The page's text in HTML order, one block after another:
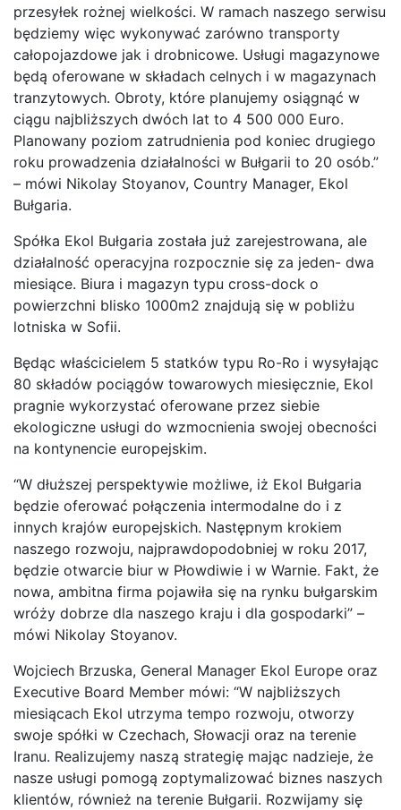
przesyłek rożnej wielkości. W ramach naszego serwisu
będziemy więc wykonywać zarówno transporty
całopojazdowe jak i drobnicowe. Usługi magazynowe
będą oferowane w składach celnych i w magazynach
tranzytowych. Obroty, które planujemy osiągnąć w
ciągu najbliższych dwóch lat to 4 500 000 Euro.
Planowany poziom zatrudnienia pod koniec drugiego
roku prowadzenia działalności w Bułgarii to 20 osób.”
– mówi Nikolay Stoyanov, Country Manager, Ekol
Bułgaria.
Spółka Ekol Bułgaria została już zarejestrowana, ale
działalność operacyjna rozpocznie się za jeden- dwa
miesiące. Biura i magazyn typu cross-dock o
powierzchni blisko 1000m2 znajdują się w pobliżu
lotniska w Sofii.
Będąc właścicielem 5 statków typu Ro-Ro i wysyłając
80 składów pociągów towarowych miesięcznie, Ekol
pragnie wykorzystać oferowane przez siebie
ekologiczne usługi do wzmocnienia swojej obecności
na kontynencie europejskim.
“W dłuższej perspektywie możliwe, iż Ekol Bułgaria
będzie oferować połączenia intermodalne do i z
innych krajów europejskich. Następnym krokiem
naszego rozwoju, najprawdopodobniej w roku 2017,
będzie otwarcie biur w Płowdiwie i w Warnie. Fakt, że
nowa, ambitna firma pojawiła się na rynku bułgarskim
wróży dobrze dla naszego kraju i dla gospodarki” –
mówi Nikolay Stoyanov.
Wojciech Brzuska, General Manager Ekol Europe oraz
Executive Board Member mówi: “W najbliższych
miesiącach Ekol utrzyma tempo rozwoju, otworzy
swoje spółki w Czechach, Słowacji oraz na terenie
Iranu. Realizujemy naszą strategię mając nadzieje, że
nasze usługi pomogą zoptymalizować biznes naszych
klientów, również na terenie Bułgarii. Rozwijamy się